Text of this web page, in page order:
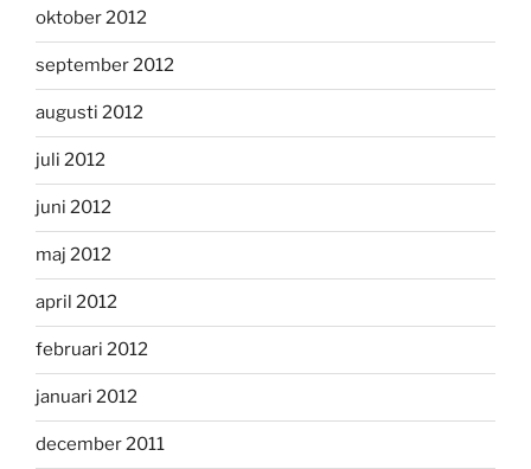
oktober 2012
september 2012
augusti 2012
juli 2012
juni 2012
maj 2012
april 2012
februari 2012
januari 2012
december 2011